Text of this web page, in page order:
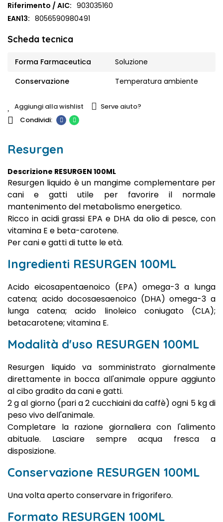
Riferimento / AIC: 903035160
EAN13: 8056590980491
Scheda tecnica
Forma Farmaceutica
Soluzione
Conservazione
Temperatura ambiente
Aggiungi alla wishlist Serve aiuto?
Resurgen
Descrizione RESURGEN 100ML
Resurgen liquido è un mangime complementare per
cani e gatti utile per favorire il normale
mantenimento del metabolismo energetico.
Ricco in acidi grassi EPA e DHA da olio di pesce, con
vitamina E e beta-carotene.
Per cani e gatti di tutte le età.
Ingredienti RESURGEN 100ML
Acido eicosapentaenoico (EPA) omega-3 a lunga
catena; acido docosaesaenoico (DHA) omega-3 a
lunga catena; acido linoleico coniugato (CLA);
betacarotene; vitamina E.
Modalità d'uso RESURGEN 100ML
Resurgen liquido va somministrato giornalmente
direttamente in bocca all'animale oppure aggiunto
al cibo gradito da cani e gatti.
2 g al giorno (pari a 2 cucchiaini da caffè) ogni 5 kg di
peso vivo dell'animale.
Completare la razione giornaliera con l'alimento
abituale. Lasciare sempre acqua fresca a
disposizione.
Conservazione RESURGEN 100ML
Una volta aperto conservare in frigorifero.
Formato RESURGEN 100ML